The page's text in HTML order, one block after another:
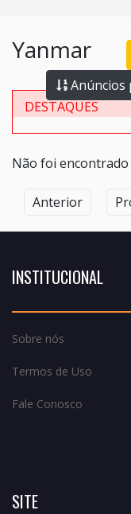
Yanmar
Anúncios
DESTAQUES
Não foi
Anterior
INSTITUCIONAL
Sobre nós
Termos de Uso
Fale Conosco
SITE